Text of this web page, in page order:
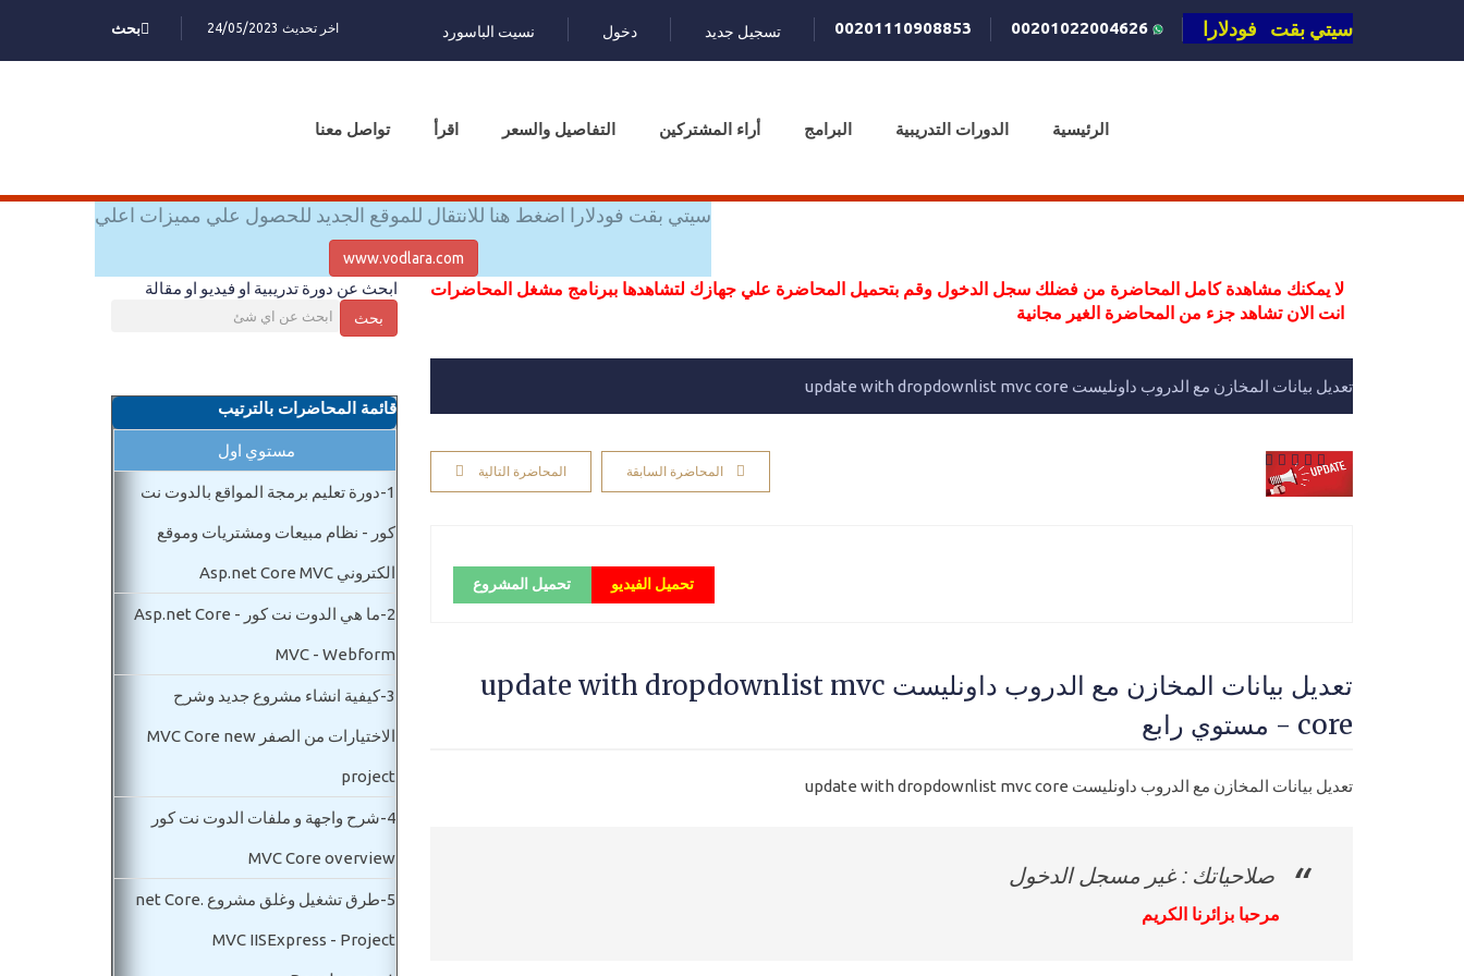
سيتي بقت فودلارا 00201110908853 تسجيل جديد دخول نسيت الباسورد اخر تحديث 24/05/2023 بحث
الرئيسية الدورات التدريبية البرامج أراء المشتركين التفاصيل والسعر اقرأ تواصل معنا
سيتي بقت فودلارا اضغط هنا للانتقال للموقع الجديد للحصول علي مميزات اعلي
www.vodlara.com
لا يمكنك مشاهدة كامل المحاضرة من فضلك سجل الدخول وقم بتحميل المحاضرة علي جهازك لتشاهدها ببرنامج مشغل المحاضرات
انت الان تشاهد جزء من المحاضرة الغير مجانية
تعديل بيانات المخازن مع الدروب داونليست update with dropdownlist mvc core
المحاضرة السابقة المحاضرة التالية
تحميل المشروع تحميل الفيديو
تعديل بيانات المخازن مع الدروب داونليست update with dropdownlist mvc
core - مستوي رابع
تعديل بيانات المخازن مع الدروب داونليست update with dropdownlist mvc core
صلاحياتك : غير مسجل الدخول
مرحبا بزائرنا الكريم
ابحث عن دورة تدريبية او فيديو او مقالة
بحث
قائمة المحاضرات بالترتيب
مستوي اول
1- دورة تعليم برمجة المواقع بالدوت نت
كور - نظام مبيعات ومشتريات وموقع
الكتروني Asp.net Core MVC
2- ما هي الدوت نت كور Asp.net Core -
MVC - Webform
3- كيفية انشاء مشروع جديد وشرح
الاختيارات من الصفر MVC Core new
project
4- شرح واجهة و ملفات الدوت نت كور
MVC Core overview
5- طرق تشغيل وغلق مشروع .net Core
MVC IISExpress - Project